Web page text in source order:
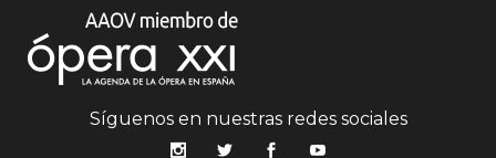
Síguenos en nuestras redes sociales